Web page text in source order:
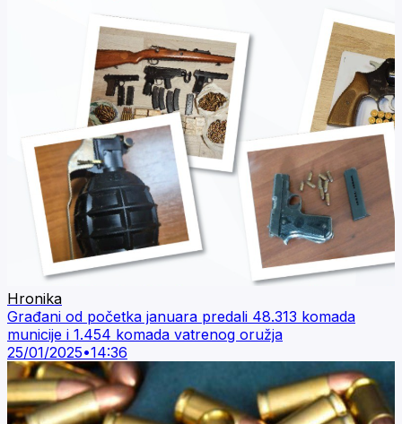
Hronika
Građani od početka januara predali 48.313 komada
municije i 1.454 komada vatrenog oružja
25/01/2025•14:36